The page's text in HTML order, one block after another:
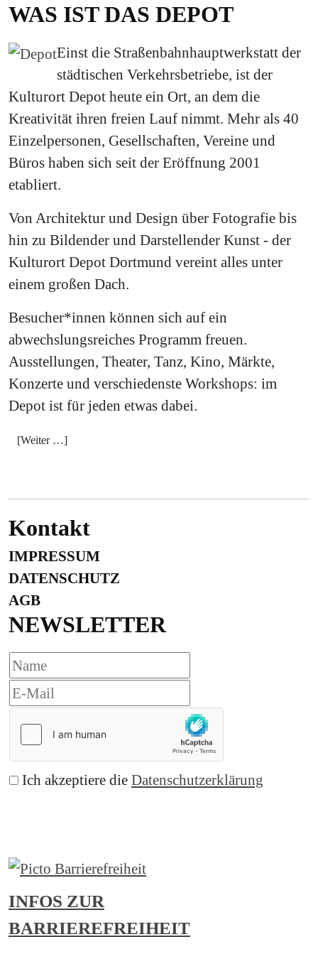
WAS IST DAS DEPOT
Einst die Straßenbahnhauptwerkstatt der
städtischen Verkehrsbetriebe, ist der
Kulturort Depot heute ein Ort, an dem die
Kreativität ihren freien Lauf nimmt. Mehr als 40
Einzelpersonen, Gesellschaften, Vereine und
Büros haben sich seit der Eröffnung 2001
etabliert.
Von Architektur und Design über Fotografie bis
hin zu Bildender und Darstellender Kunst - der
Kulturort Depot Dortmund vereint alles unter
einem großen Dach.
Besucher*innen können sich auf ein
abwechslungsreiches Programm freuen.
Ausstellungen, Theater, Tanz, Kino, Märkte,
Konzerte und verschiedenste Workshops: im
Depot ist für jeden etwas dabei.
[Weiter …]
Kontakt
IMPRESSUM
DATENSCHUTZ
AGB
NEWSLETTER
Ich akzeptiere die Datenschutzerklärung
INFOS ZUR
BARRIEREFREIHEIT